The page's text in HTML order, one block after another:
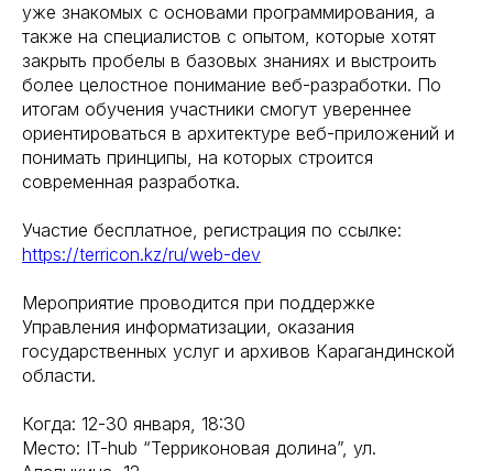
уже знакомых с основами программирования, а
также на специалистов с опытом, которые хотят
закрыть пробелы в базовых знаниях и выстроить
более целостное понимание веб-разработки. По
итогам обучения участники смогут увереннее
ориентироваться в архитектуре веб-приложений и
понимать принципы, на которых строится
современная разработка.
Участие бесплатное, регистрация по ссылке:
https://terricon.kz/ru/web-dev
Мероприятие проводится при поддержке
Управления информатизации, оказания
государственных услуг и архивов Карагандинской
области.
Когда: 12-30 января, 18:30
Место: IT-hub “Терриконовая долина”, ул.